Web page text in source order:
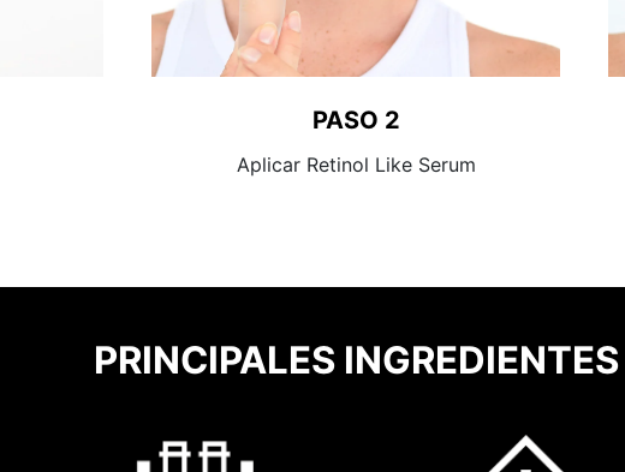
PASO 2
Aplicar Retinol Like Serum
PRINCIPALES INGREDIENTES